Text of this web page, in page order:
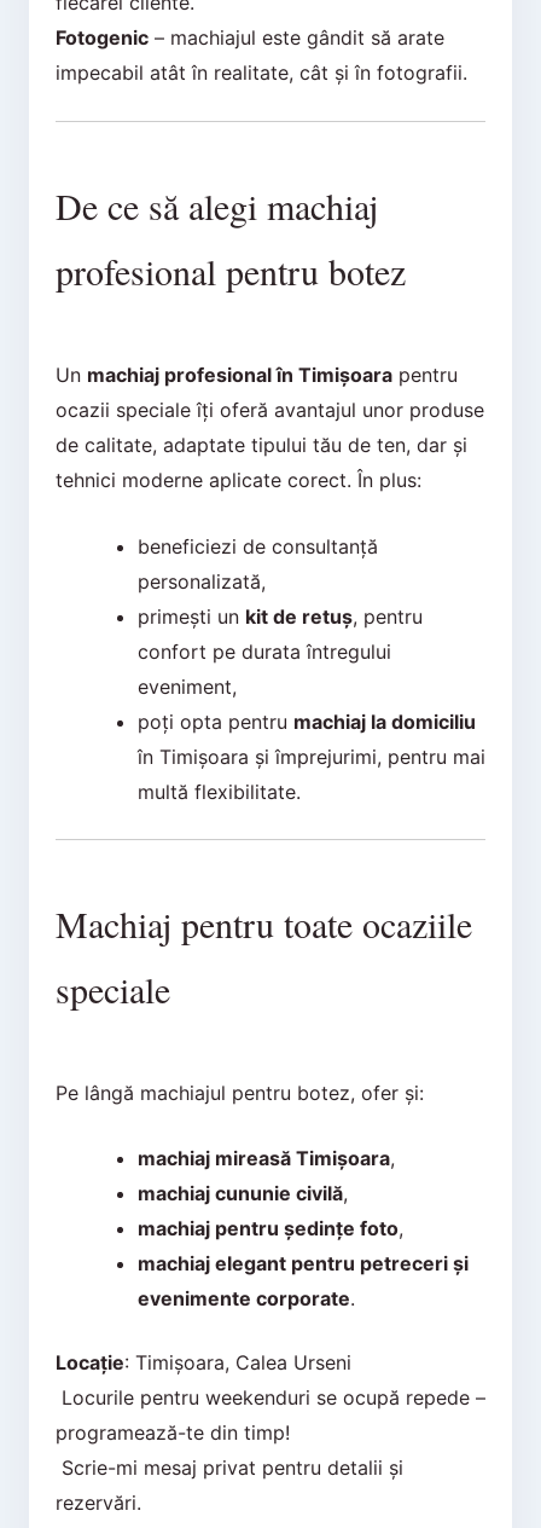
Fotogenic– machiajul este gândit să arate
impecabil atât în realitate, cât și în fotografii.
De ce să alegi machiaj
profesional pentru botez
Un machiaj profesional în Timișoarapentru
ocazii speciale îți oferă avantajul unor produse
de calitate, adaptate tipului tău de ten, dar și
tehnici moderne aplicate corect. În plus:
beneficiezi de consultanță
personalizată,
primești un kit de retuș, pentru
confort pe durata întregului
eveniment,
poți opta pentru machiaj la domiciliu
în Timișoara și împrejurimi, pentru mai
multă flexibilitate.
Machiaj pentru toate ocaziile
speciale
Pe lângă machiajul pentru botez, ofer și:
machiaj mireasă Timișoara,
machiaj cununie civilă,
machiaj pentru ședințe foto,
machiaj elegant pentru petreceri și
evenimente corporate.
Locație: Timișoara, Calea Urseni
Locurile pentru weekenduri se ocupă repede –
programează-te din timp!
Scrie-mi mesaj privat pentru detalii și
rezervări.